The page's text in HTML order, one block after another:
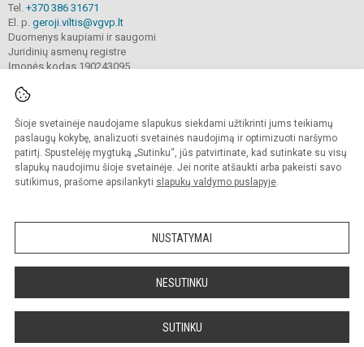
Šioje svetainėje naudojame slapukus siekdami užtikrinti jums teikiamų
paslaugų kokybę, analizuoti svetainės naudojimą ir optimizuoti naršymo
patirtį. Spustelėję mygtuką „Sutinku“, jūs patvirtinate, kad sutinkate su visų
slapukų naudojimu šioje svetainėje. Jei norite atšaukti arba pakeisti savo
sutikimus, prašome apsilankyti slapukų valdymo puslapyje.
NUSTATYMAI
NESUTINKU
SUTINKU
Tel. +370 386 31671
El. p. geroji.viltis@vgvp.lt
Duomenys kaupiami ir saugomi
Juridinių asmenų registre
Įmonės kodas 190243095
© 2025. Visagino ,,Gerosios vilties“ progimnazija. Visos teisės saugomos.
Kopijuoti turinį be raštiško įstaigos administracijos sutikimo griežtai draudžiama.
Prieinamumo paraiška Slapukų valdymas
Sumanus būdas atnaujinti